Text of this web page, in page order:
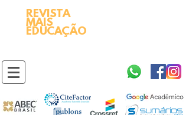
REVISTA
MAIS
EDUCAÇÃO